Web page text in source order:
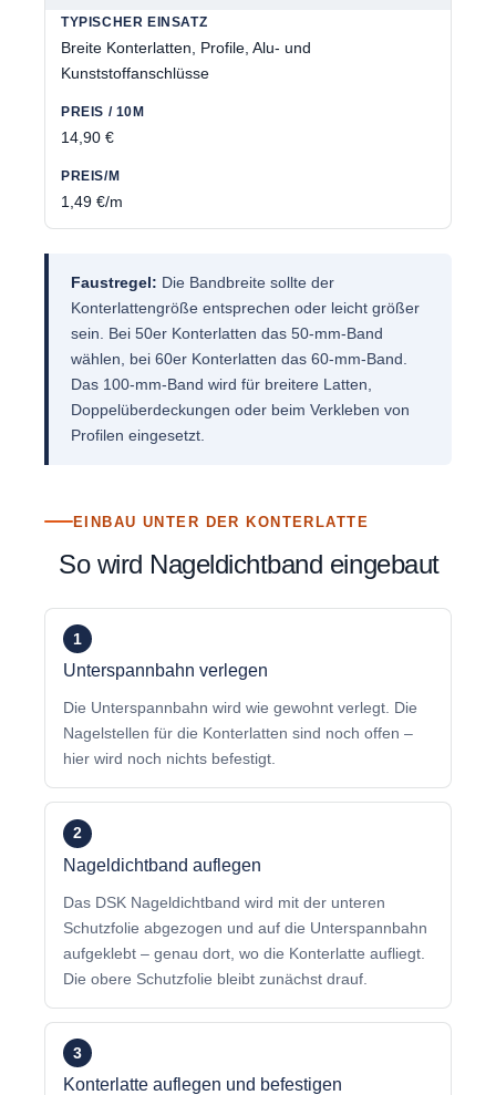
Breite Konterlatten, Profile, Alu- und
Kunststoffanschlüsse
14,90 €
1,49 €/m
Faustregel: Die Bandbreite sollte der
Konterlattengröße entsprechen oder leicht größer
sein. Bei 50er Konterlatten das 50-mm-Band
wählen, bei 60er Konterlatten das 60-mm-Band.
Das 100-mm-Band wird für breitere Latten,
Doppelüberdeckungen oder beim Verkleben von
Profilen eingesetzt.
EINBAU UNTER DER KONTERLATTE
So wird Nageldichtband eingebaut
1
Unterspannbahn verlegen
Die Unterspannbahn wird wie gewohnt verlegt. Die
Nagelstellen für die Konterlatten sind noch offen –
hier wird noch nichts befestigt.
2
Nageldichtband auflegen
Das DSK Nageldichtband wird mit der unteren
Schutzfolie abgezogen und auf die Unterspannbahn
aufgeklebt – genau dort, wo die Konterlatte aufliegt.
Die obere Schutzfolie bleibt zunächst drauf.
3
Konterlatte auflegen und befestigen